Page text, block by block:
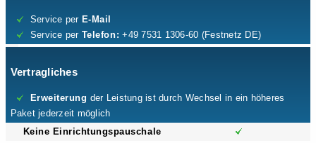
Service per E-Mail
Service per Telefon: +49 7531 1306-60 (Festnetz DE)
Vertragliches
Erweiterung der Leistung ist durch Wechsel in ein höheres
Paket jederzeit möglich
Keine Einrichtungspauschale